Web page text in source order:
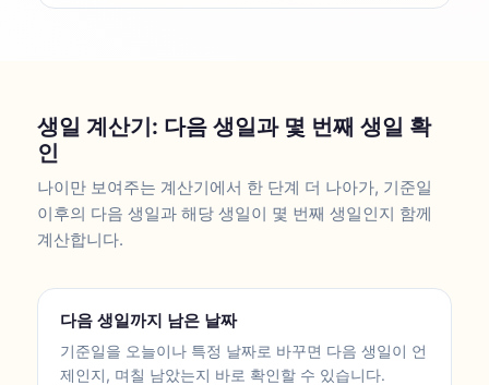
생일 계산기: 다음 생일과 몇 번째 생일 확
인
나이만 보여주는 계산기에서 한 단계 더 나아가, 기준일
이후의 다음 생일과 해당 생일이 몇 번째 생일인지 함께
계산합니다.
다음 생일까지 남은 날짜
기준일을 오늘이나 특정 날짜로 바꾸면 다음 생일이 언
제인지, 며칠 남았는지 바로 확인할 수 있습니다.